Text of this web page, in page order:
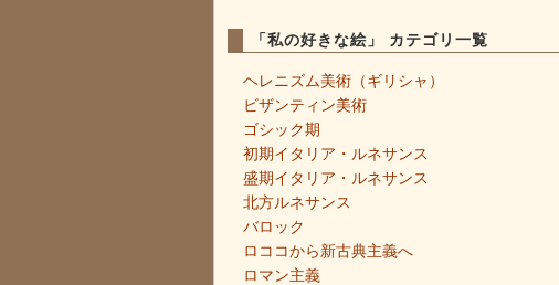
「私の好きな絵」 カテゴリ一覧
ヘレニズム美術（ギリシャ）
ビザンティン美術
ゴシック期
初期イタリア・ルネサンス
盛期イタリア・ルネサンス
北方ルネサンス
バロック
ロココから新古典主義へ
ロマン主義